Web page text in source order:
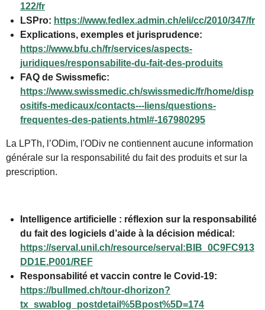
122/fr
LSPro: https://www.fedlex.admin.ch/eli/cc/2010/347/fr
Explications, exemples et jurisprudence:
https://www.bfu.ch/fr/services/aspects-
juridiques/responsabilite-du-fait-des-produits
FAQ de Swissmefic:
https://www.swissmedic.ch/swissmedic/fr/home/disp
ositifs-medicaux/contacts---liens/questions-
frequentes-des-patients.html#-167980295
La LPTh, l’ODim, l'ODiv ne contiennent aucune information
générale sur la responsabilité du fait des produits et sur la
prescription.
Intelligence artificielle : réflexion sur la responsabilité
du fait des logiciels d’aide à la décision médical:
https://serval.unil.ch/resource/serval:BIB_0C9FC913
DD1E.P001/REF
Responsabilité et vaccin contre le Covid-19:
https://bullmed.ch/tour-dhorizon?
tx_swablog_postdetail%5Bpost%5D=174